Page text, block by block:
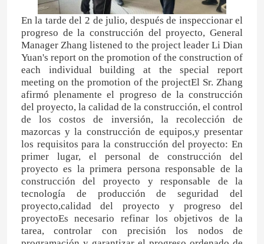
En la tarde del 2 de julio, después de inspeccionar el
progreso de la construcción del proyecto, General
Manager Zhang listened to the project leader Li Dian
Yuan's report on the promotion of the construction of
each individual building at the special report
meeting on the promotion of the projectEl Sr. Zhang
afirmó plenamente el progreso de la construcción
del proyecto, la calidad de la construcción, el control
de los costos de inversión, la recolección de
mazorcas y la construcción de equipos,y presentar
los requisitos para la construcción del proyecto: En
primer lugar, el personal de construcción del
proyecto es la primera persona responsable de la
construcción del proyecto y responsable de la
tecnología de producción de seguridad del
proyecto,calidad del proyecto y progreso del
proyectoEs necesario refinar los objetivos de la
tarea, controlar con precisión los nodos de